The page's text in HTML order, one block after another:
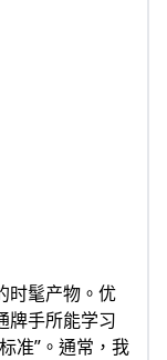
时髦产物。优
牌手所能学习
准”。通常，我